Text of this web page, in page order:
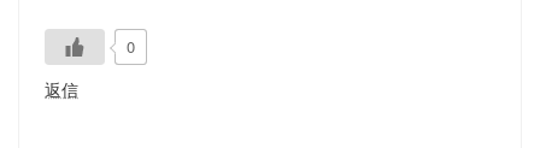
0
返信